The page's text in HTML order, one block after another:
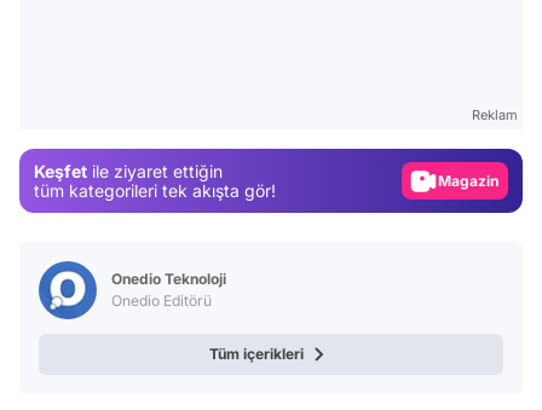
Reklam
Keşfet ile ziyaret ettiğin
tüm kategorileri tek akışta gör!
Video
Onedio Teknoloji
Onedio Editörü
Tüm içerikleri